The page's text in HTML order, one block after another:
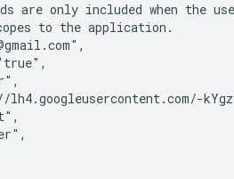
are only included when the
to the application.